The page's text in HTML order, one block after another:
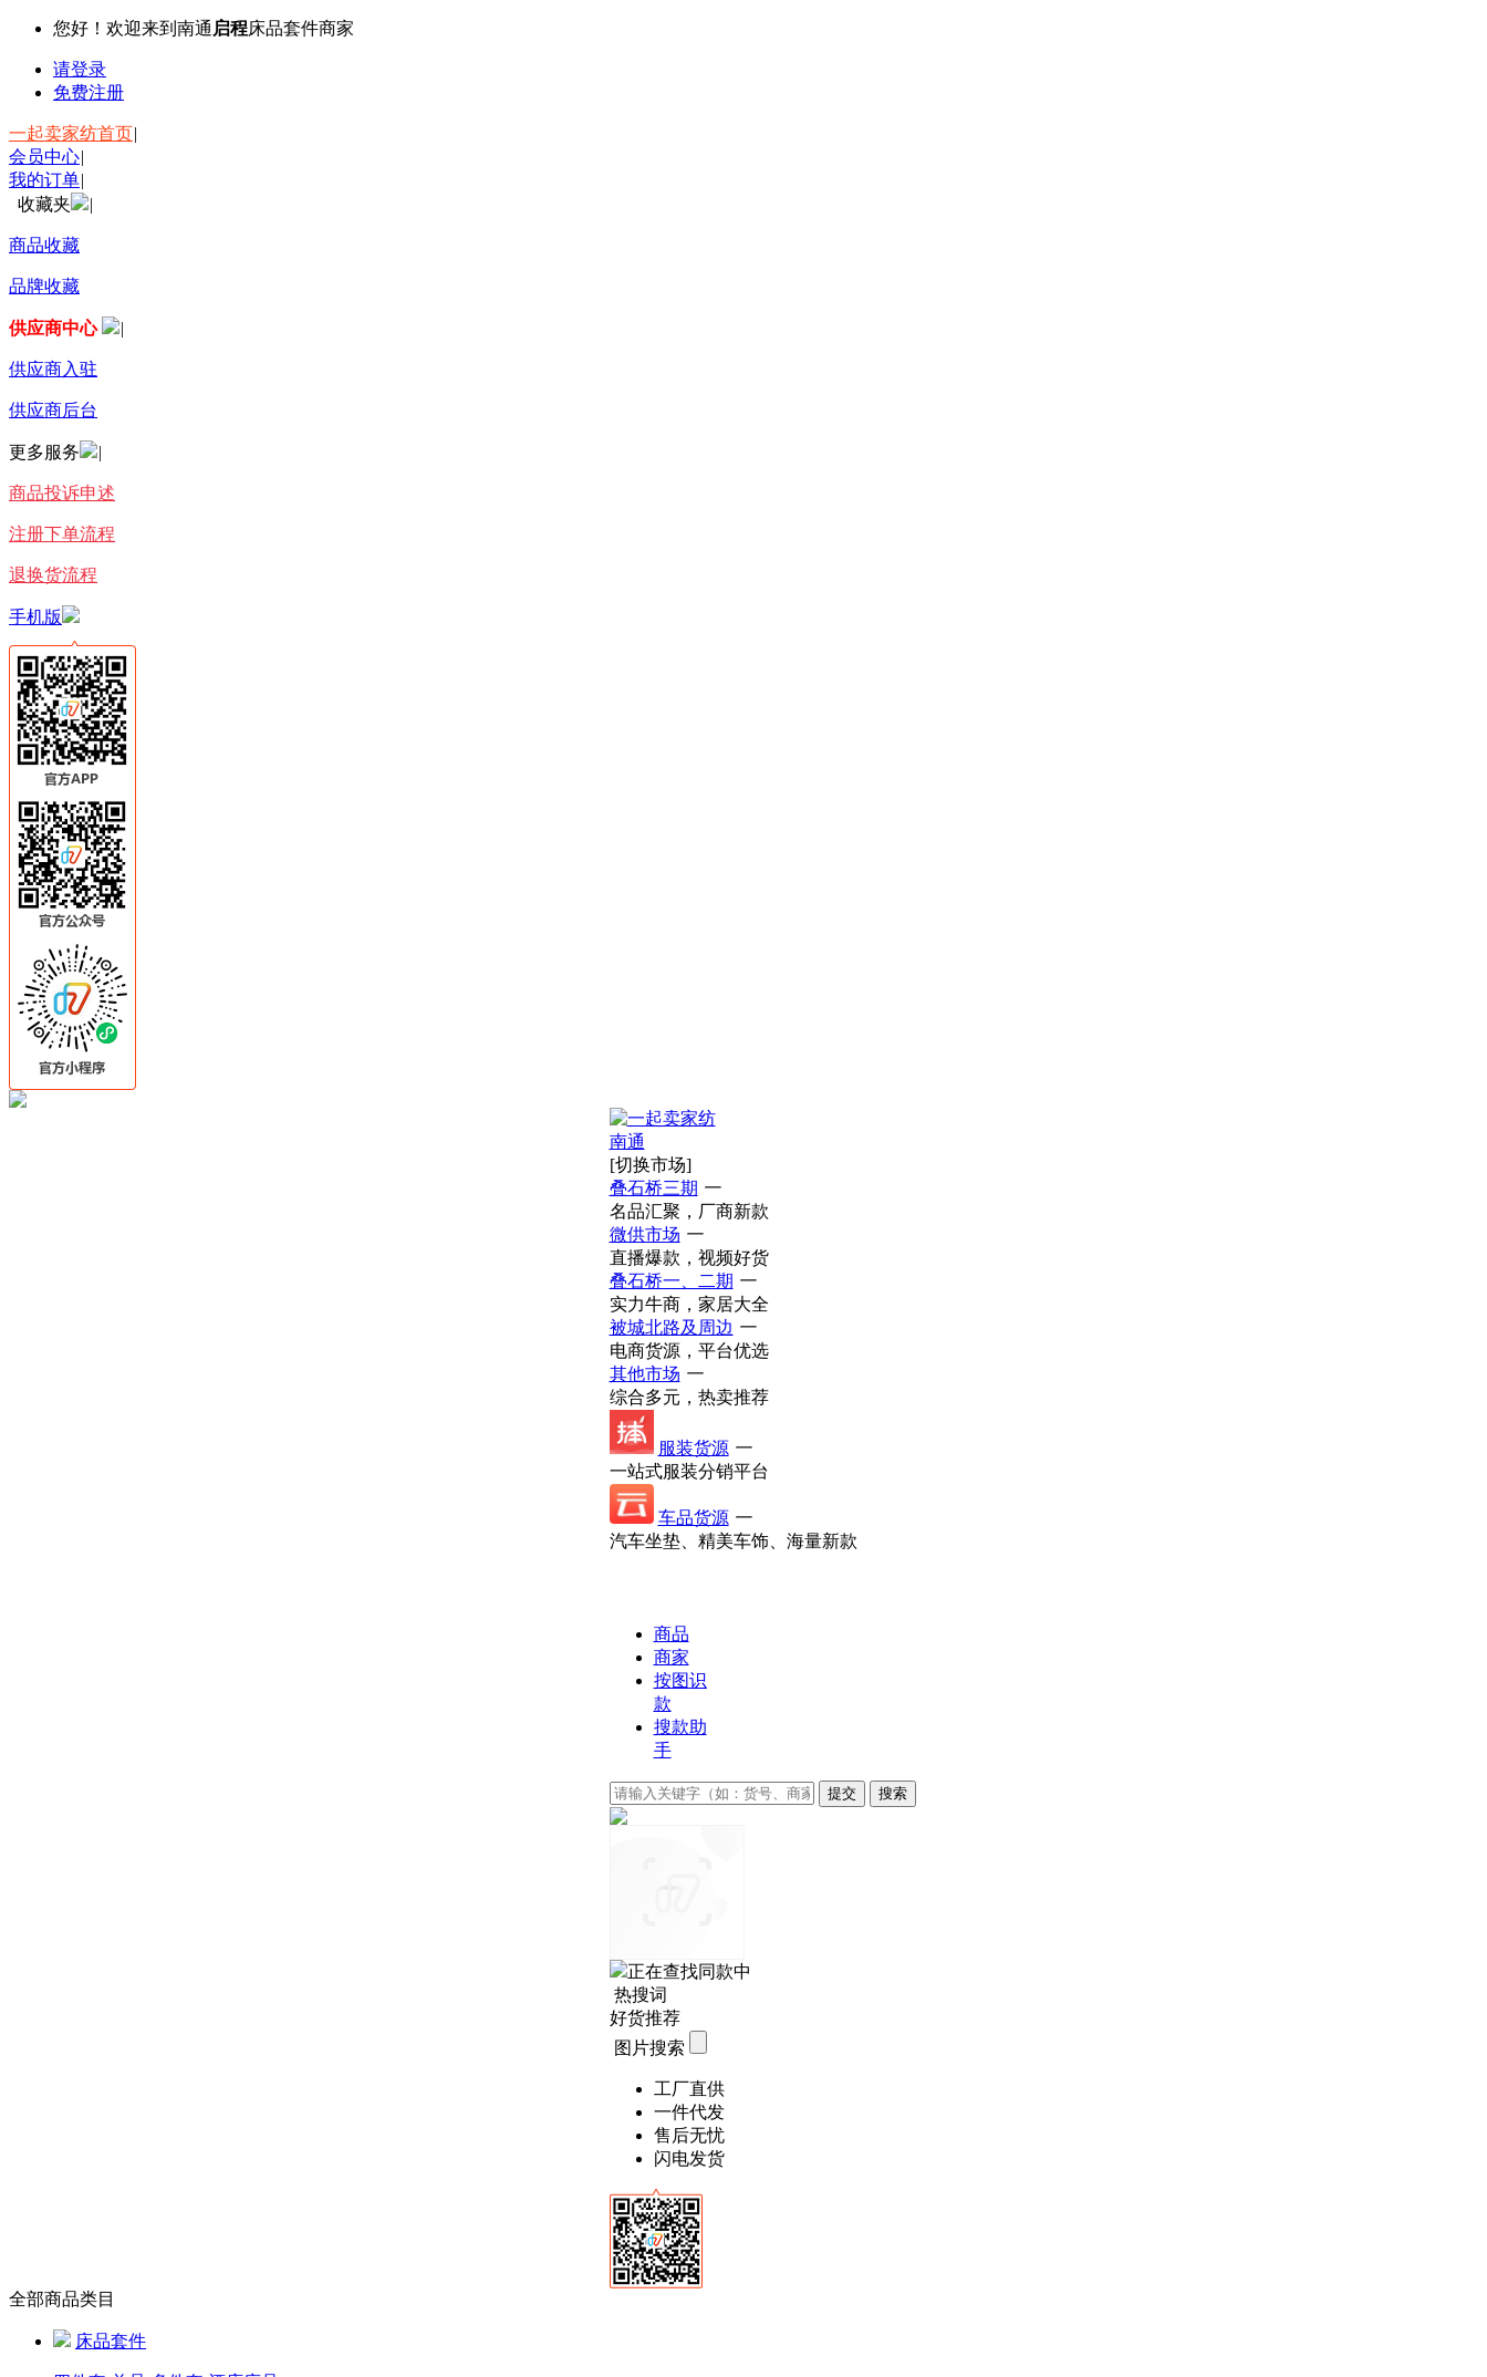
您好！欢迎来到南通 启程床品套件商家
请登录
免费注册
一起卖家纺首页|
会员中心|
我的订单|
收藏夹
|
商品收藏
品牌收藏
供应商中心 |
供应商入驻
供应商后台
更多服务 |
商品投诉申述
注册下单流程
退换货流程
手机版
南通
[切换市场]
叠石桥三期 一
名品汇聚，厂商新款
微供市场 一
直播爆款，视频好货
叠石桥一、二期 一
实力牛商，家居大全
被城北路及周边 一
电商货源，平台优选
其他市场 一
综合多元，热卖推荐
服装货源 一
一站式服装分销平台
车品货源 一
汽车坐垫、精美车饰、海量新款
商品
商家
按图识
款
搜款助
手
正在查找同款中
热搜词
好货推荐
图片搜索
工厂直供
一件代发
售后无忧
闪电发货
全部商品类目
床品套件